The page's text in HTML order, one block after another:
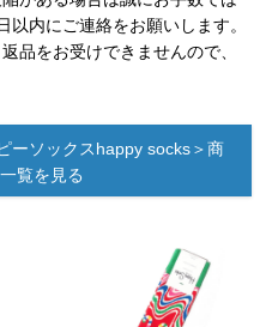
内にご連絡をお願いします。
品をお受けできませんので、
ーソックスhappy socks＞商
覧を見る